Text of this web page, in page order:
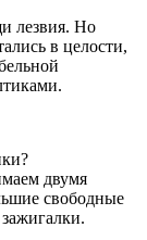
лезвия. Но
в целости,
двумя
свободные